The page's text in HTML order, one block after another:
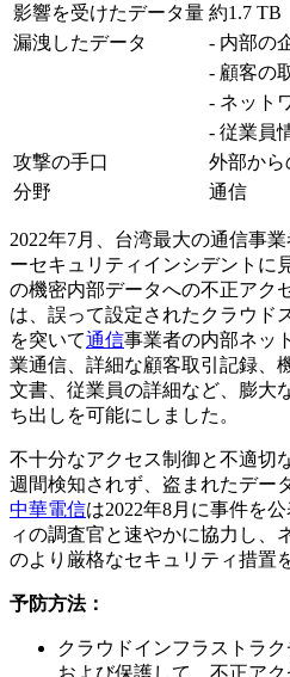
影響を受けたデータ量 約1.7 TB
漏洩したデータ
- 内部の
- 顧客の
- ネット
- 従業員
攻撃の手口
外部から
分野
通信
2022年7月、台湾最大の通信事
ーセキュリティインシデントに
の機密内部データへの不正アク
は、誤って設定されたクラウド
を突いて通信事業者の内部ネッ
業通信、詳細な顧客取引記録、
文書、従業員の詳細など、膨大
ち出しを可能にしました。
不十分なアクセス制御と不適切
週間検知されず、盗まれたデー
中華電信は2022年8月に事件を
ィの調査官と速やかに協力し、
のより厳格なセキュリティ措置
予防方法：
クラウドインフラストラ
および保護して、不正アク